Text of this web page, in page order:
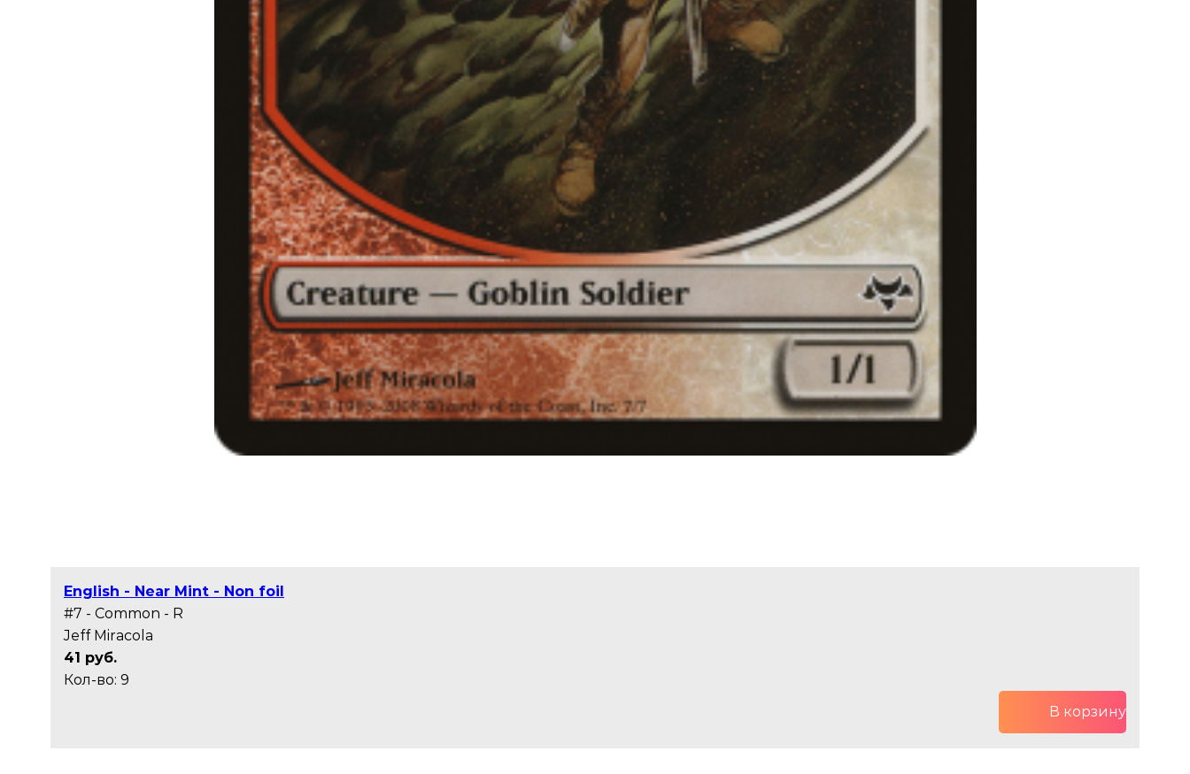
English - Near Mint - Non foil
#7 - Common - R
Jeff Miracola
41 руб.
Кол-во: 9
В корзину